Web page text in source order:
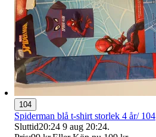
104
Spiderman blå t-shirt storlek 4 år/ 104
Sluttid20:24 9 aug 20:24.